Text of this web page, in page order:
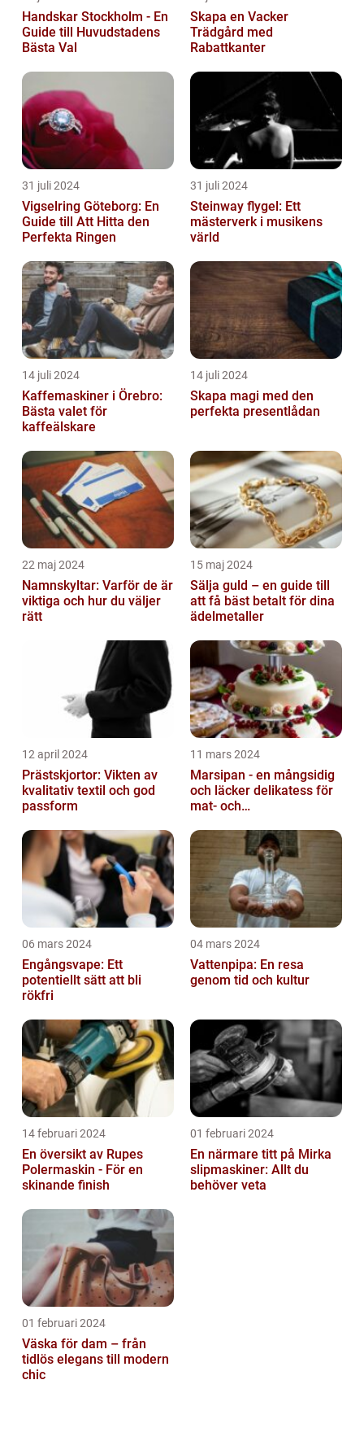
Handskar Stockholm - En
Guide till Huvudstadens
Bästa Val
Skapa en Vacker
Trädgård med
Rabattkanter
31 juli 2024
Vigselring Göteborg: En
Guide till Att Hitta den
Perfekta Ringen
31 juli 2024
Steinway flygel: Ett
mästerverk i musikens
värld
14 juli 2024
Kaffemaskiner i Örebro:
Bästa valet för
kaffeälskare
14 juli 2024
Skapa magi med den
perfekta presentlådan
22 maj 2024
Namnskyltar: Varför de är
viktiga och hur du väljer
rätt
15 maj 2024
Sälja guld – en guide till
att få bäst betalt för dina
ädelmetaller
12 april 2024
Prästskjortor: Vikten av
kvalitativ textil och god
passform
11 mars 2024
Marsipan - en mångsidig
och läcker delikatess för
mat- och
06 mars 2024
Engångsvape: Ett
potentiellt sätt att bli
rökfri
04 mars 2024
Vattenpipa: En resa
genom tid och kultur
14 februari 2024
En översikt av Rupes
Polermaskin - För en
skinande finish
01 februari 2024
En närmare titt på Mirka
slipmaskiner: Allt du
behöver veta
01 februari 2024
Väska för dam – från
tidlös elegans till modern
chic